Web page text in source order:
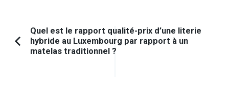
Navigation
d'article
Article
Quel est le rapport qualité-prix d’une literie
hybride au Luxembourg par rapport à un
matelas traditionnel ?